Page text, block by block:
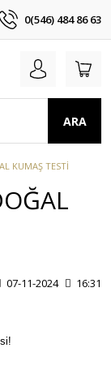
0(546) 484 86 63
ARA
KUMAŞ TESTİ
07-11-2024 16:31